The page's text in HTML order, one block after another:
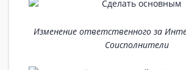
Изменение ответственного за
Соисполнители